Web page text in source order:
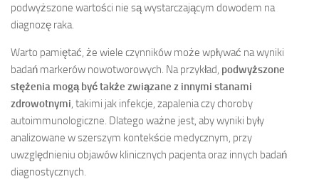
podwyższone wartości nie są wystarczającym dowodem na
diagnozę raka.
Warto pamiętać, że wiele czynników może wpływać na wyniki
badań markerów nowotworowych. Na przykład, podwyższone
stężenia mogą być także związane z innymi stanami
zdrowotnymi , takimi jak infekcje, zapalenia czy choroby
autoimmunologiczne. Dlatego ważne jest, aby wyniki były
analizowane w szerszym kontekście medycznym, przy
uwzględnieniu objawów klinicznych pacjenta oraz innych badań
diagnostycznych.